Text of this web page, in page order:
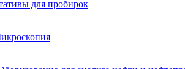
для пробирок